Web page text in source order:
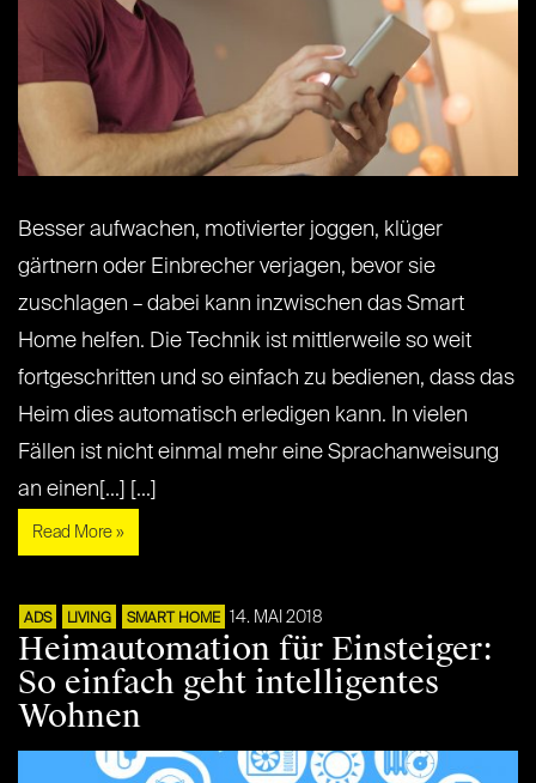
Besser aufwachen, motivierter joggen, klüger
gärtnern oder Einbrecher verjagen, bevor sie
zuschlagen – dabei kann inzwischen das Smart
Home helfen. Die Technik ist mittlerweile so weit
fortgeschritten und so einfach zu bedienen, dass das
Heim dies automatisch erledigen kann. In vielen
Fällen ist nicht einmal mehr eine Sprachanweisung
an einen[...] [...]
Read More »
ADS LIVING SMART HOME 14. MAI 2018
Heimautomation für Einsteiger:
So einfach geht intelligentes
Wohnen